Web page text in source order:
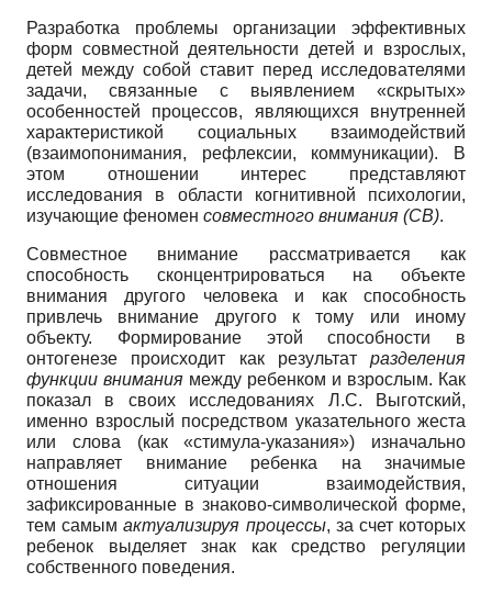
Разработка проблемы организации эффективных
форм совместной деятельности детей и взрослых,
детей между собой ставит перед исследователями
задачи, связанные с выявлением «скрытых»
особенностей процессов, являющихся внутренней
характеристикой социальных взаимодействий
(взаимопонимания, рефлексии, коммуникации). В
этом отношении интерес представляют
исследования в области когнитивной психологии,
изучающие феномен совместного внимания (СВ).
Совместное внимание рассматривается как
способность сконцентрироваться на объекте
внимания другого человека и как способность
привлечь внимание другого к тому или иному
объекту. Формирование этой способности в
онтогенезе происходит как результат разделения
функции внимания между ребенком и взрослым. Как
показал в своих исследованиях Л.С. Выготский,
именно взрослый посредством указательного жеста
или слова (как «стимула-указания») изначально
направляет внимание ребенка на значимые
отношения ситуации взаимодействия,
зафиксированные в знаково-символической форме,
тем самымактуализируя процессы, за счет которых
ребенок выделяет знак как средство регуляции
собственного поведения.